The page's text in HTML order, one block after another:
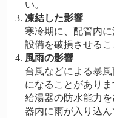
い。
凍結した影響
寒冷期に、配管内
設備を破損させるこ
風雨の影響
台風などによる暴
になることがありま
給湯器の防水能力
器内に雨が入り込